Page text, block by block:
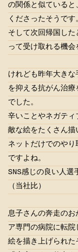
の関係と似ている
くださったそうです
そして次回帰国し
って受け取れる機会
けれども昨年大き
を抑える抗がん治
でした。
辛いことやネガテ
敵な絵をたくさん描
ネットだけでのや
ですよね。
SNS感じの良い人選
（当社比）
息子さんの奔走の
ア専門の病院に転
絵を描き上げられた